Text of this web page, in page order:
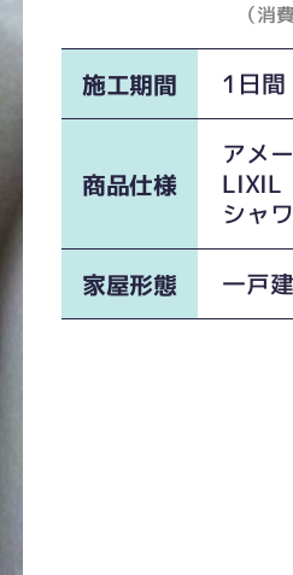
（消
施工期間 1日間
商品仕様
アメ
LIXIL
シャ
家屋形態 一戸